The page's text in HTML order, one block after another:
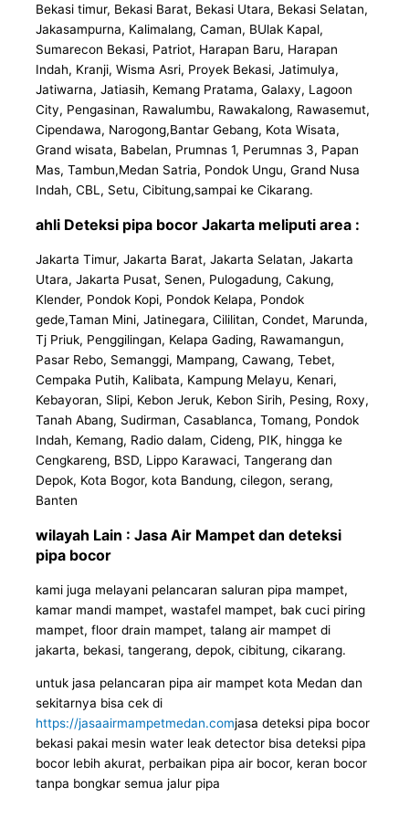
Bekasi timur, Bekasi Barat, Bekasi Utara, Bekasi Selatan,
Jakasampurna, Kalimalang, Caman, BUlak Kapal,
Sumarecon Bekasi, Patriot, Harapan Baru, Harapan
Indah, Kranji, Wisma Asri, Proyek Bekasi, Jatimulya,
Jatiwarna, Jatiasih, Kemang Pratama, Galaxy, Lagoon
City, Pengasinan, Rawalumbu, Rawakalong, Rawasemut,
Cipendawa, Narogong,Bantar Gebang, Kota Wisata,
Grand wisata, Babelan, Prumnas 1, Perumnas 3, Papan
Mas, Tambun,Medan Satria, Pondok Ungu, Grand Nusa
Indah, CBL, Setu, Cibitung,sampai ke Cikarang.
ahli Deteksi pipa bocor Jakarta meliputi area :
Jakarta Timur, Jakarta Barat, Jakarta Selatan, Jakarta
Utara, Jakarta Pusat, Senen, Pulogadung, Cakung,
Klender, Pondok Kopi, Pondok Kelapa, Pondok
gede,Taman Mini, Jatinegara, Cililitan, Condet, Marunda,
Tj Priuk, Penggilingan, Kelapa Gading, Rawamangun,
Pasar Rebo, Semanggi, Mampang, Cawang, Tebet,
Cempaka Putih, Kalibata, Kampung Melayu, Kenari,
Kebayoran, Slipi, Kebon Jeruk, Kebon Sirih, Pesing, Roxy,
Tanah Abang, Sudirman, Casablanca, Tomang, Pondok
Indah, Kemang, Radio dalam, Cideng, PIK, hingga ke
Cengkareng, BSD, Lippo Karawaci, Tangerang dan
Depok, Kota Bogor, kota Bandung, cilegon, serang,
Banten
wilayah Lain : Jasa Air Mampet dan deteksi
pipa bocor
kami juga melayani pelancaran saluran pipa mampet,
kamar mandi mampet, wastafel mampet, bak cuci piring
mampet, floor drain mampet, talang air mampet di
jakarta, bekasi, tangerang, depok, cibitung, cikarang.
untuk jasa pelancaran pipa air mampet kota Medan dan
sekitarnya bisa cek di
https://jasaairmampetmedan.comjasa deteksi pipa bocor
bekasi pakai mesin water leak detector bisa deteksi pipa
bocor lebih akurat, perbaikan pipa air bocor, keran bocor
tanpa bongkar semua jalur pipa